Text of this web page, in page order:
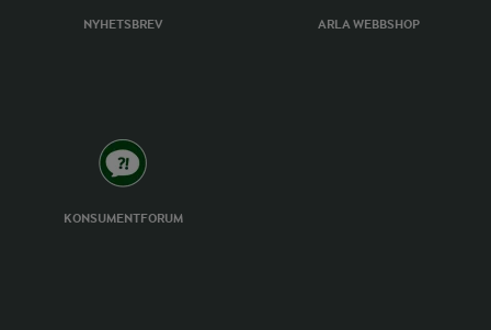
NYHETSBREV ARLA WEBBSHOP
KONSUMENTFORUM